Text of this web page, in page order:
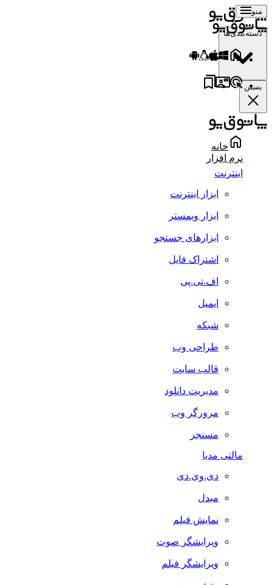
منو
دسته‌بندی‌ها
بستن
خانه
نرم افزار
اینترنت
ابزار اینترنت
ابزار وبمستر
ابزارهای جستجو
اشتراک فایل
اف.تی.پی
ایمیل
شبکه
طراحی وب
قالب سایت
مدیریت دانلود
مرورگر وب
مسنجر
مالتی مدیا
دی.وی.دی
مبدل
نمایش فیلم
ویرایشگر صوت
ویرایشگر فیلم